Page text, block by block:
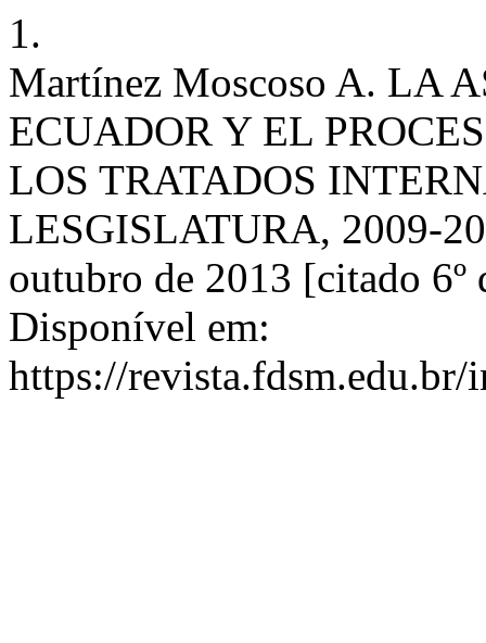
1.
Martínez Moscoso A. LA
ECUADOR Y EL
LOS TRATADOS
LESGISLATURA, 2009-
outubro de 2013 [citado
Disponível em:
https://